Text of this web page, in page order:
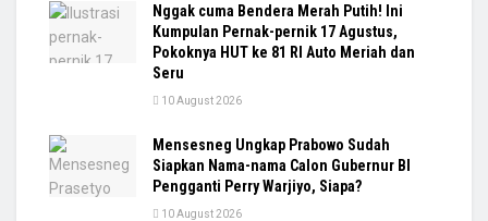
Nggak cuma Bendera Merah Putih! Ini
Kumpulan Pernak-pernik 17 Agustus,
Pokoknya HUT ke 81 RI Auto Meriah dan
Seru
10 August 2026
Mensesneg Ungkap Prabowo Sudah
Siapkan Nama-nama Calon Gubernur BI
Pengganti Perry Warjiyo, Siapa?
10 August 2026